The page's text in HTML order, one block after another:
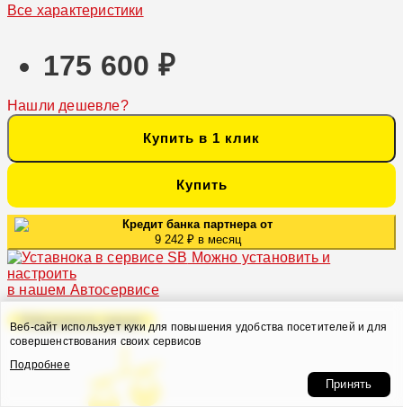
Все характеристики
175 600 ₽
Нашли дешевле?
Купить в 1 клик
Купить
Кредит банка партнера от
9 242 ₽ в месяц
Можно установить и
настроить
в нашем Автосервисе
Оформить заказ
Веб-сайт использует куки для повышения удобства посетителей и для
совершенствования своих сервисов
Подробнее
Принять